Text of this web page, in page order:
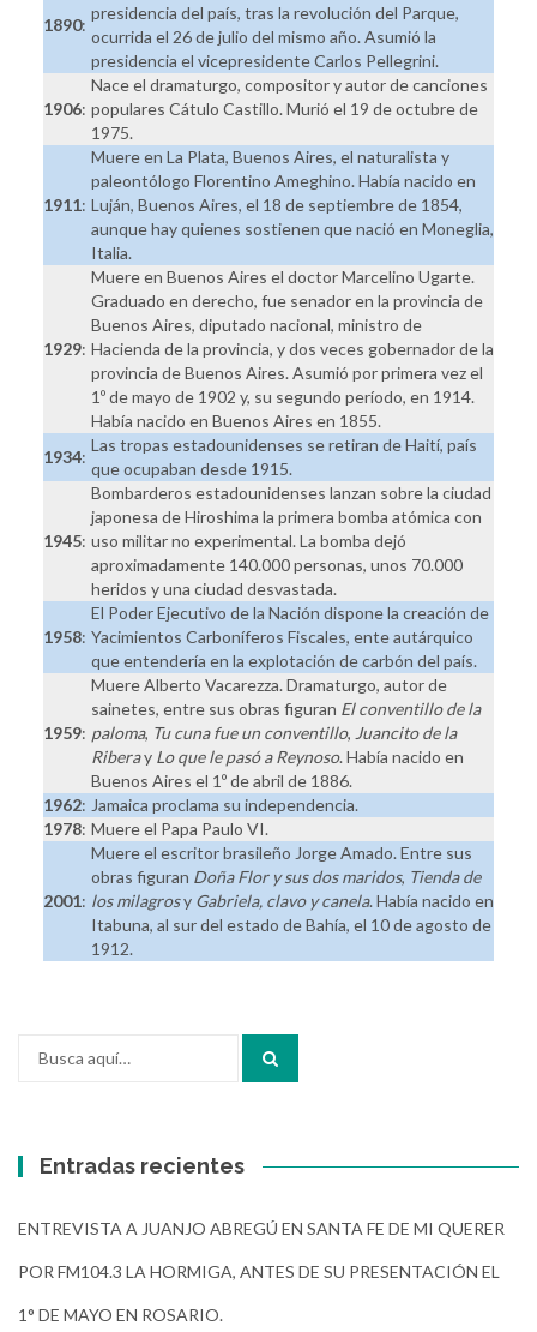
1890:
presidencia del país, tras la revolución del Parque,
ocurrida el 26 de julio del mismo año. Asumió la
presidencia el vicepresidente Carlos Pellegrini.
1906:
Nace el dramaturgo, compositor y autor de canciones
populares Cátulo Castillo. Murió el 19 de octubre de
1975.
1911:
Muere en La Plata, Buenos Aires, el naturalista y
paleontólogo Florentino Ameghino. Había nacido en
Luján, Buenos Aires, el 18 de septiembre de 1854,
aunque hay quienes sostienen que nació en Moneglia,
Italia.
1929:
Muere en Buenos Aires el doctor Marcelino Ugarte.
Graduado en derecho, fue senador en la provincia de
Buenos Aires, diputado nacional, ministro de
Hacienda de la provincia, y dos veces gobernador de la
provincia de Buenos Aires. Asumió por primera vez el
1º de mayo de 1902 y, su segundo período, en 1914.
Había nacido en Buenos Aires en 1855.
1934:
Las tropas estadounidenses se retiran de Haití, país
que ocupaban desde 1915.
1945:
Bombarderos estadounidenses lanzan sobre la ciudad
japonesa de Hiroshima la primera bomba atómica con
uso militar no experimental. La bomba dejó
aproximadamente 140.000 personas, unos 70.000
heridos y una ciudad desvastada.
1958:
El Poder Ejecutivo de la Nación dispone la creación de
Yacimientos Carboníferos Fiscales, ente autárquico
que entendería en la explotación de carbón del país.
1959:
Muere Alberto Vacarezza. Dramaturgo, autor de
sainetes, entre sus obras figuran El conventillo de la
paloma, Tu cuna fue un conventillo, Juancito de la
Riberay Lo que le pasó a Reynoso. Había nacido en
Buenos Aires el 1º de abril de 1886.
1962: Jamaica proclama su independencia.
1978: Muere el Papa Paulo VI.
2001:
Muere el escritor brasileño Jorge Amado. Entre sus
obras figuran Doña Flor y sus dos maridos, Tienda de
los milagrosy Gabriela, clavo y canela. Había nacido en
Itabuna, al sur del estado de Bahía, el 10 de agosto de
1912.
Entradas recientes
ENTREVISTA A JUANJO ABREGÚ EN SANTA FE DE MI QUERER
POR FM104.3 LA HORMIGA, ANTES DE SU PRESENTACIÓN EL
1° DE MAYO EN ROSARIO.